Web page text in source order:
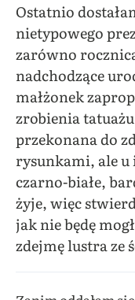
Ostatnio
nietypowego
zarówno
nadchodzące
małżonek
zrobienia
przekonana do
rysunkami, ale u
czarno-białe,
żyje, więc
jak nie będę
zdejmę lustra ze